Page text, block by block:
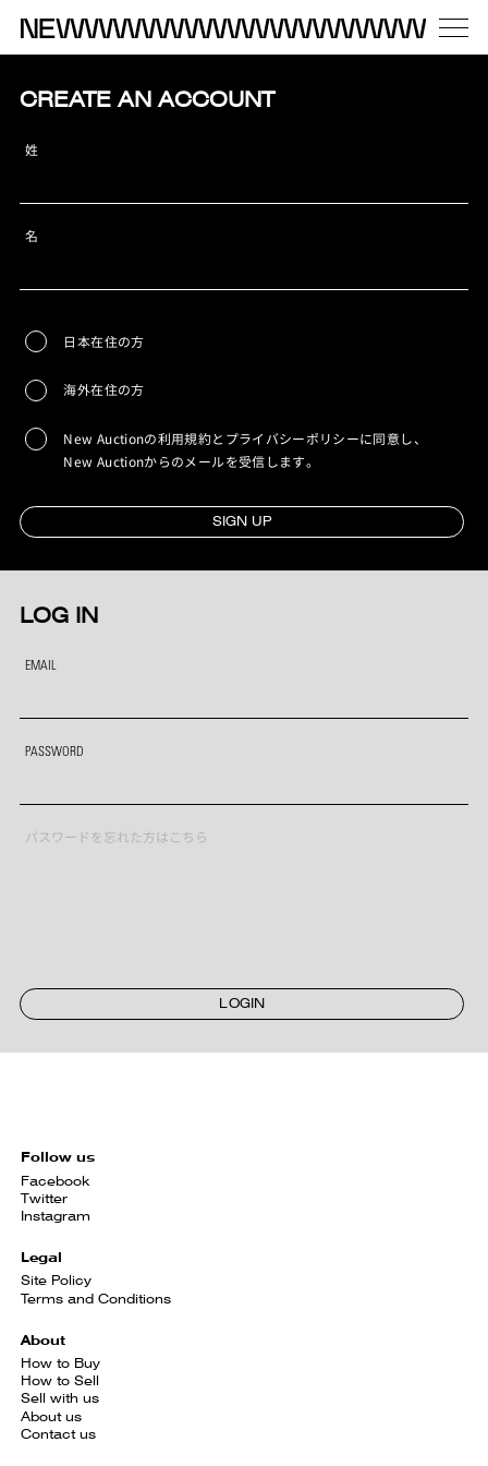
CREATE AN ACCOUNT
姓
名
日本在住の方
海外在住の方
New Auctionの利用規約とプライバシーポリシーに同意し、
New Auctionからのメールを受信します。
SIGN UP
LOG IN
EMAIL
PASSWORD
パスワードを忘れた方はこちら
LOGIN
Follow us
Facebook
Twitter
Instagram
Legal
Site Policy
Terms and Conditions
About
How to Buy
How to Sell
Sell with us
About us
Contact us